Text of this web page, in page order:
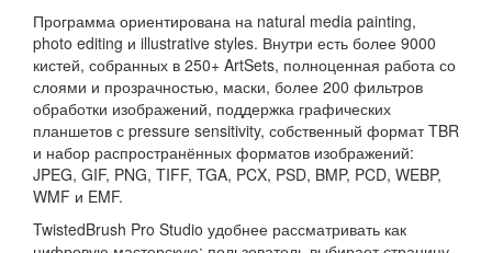
Программа ориентирована на natural media painting,
photo editing и illustrative styles. Внутри есть более 9000
кистей, собранных в 250+ ArtSets, полноценная работа со
слоями и прозрачностью, маски, более 200 фильтров
обработки изображений, поддержка графических
планшетов с pressure sensitivity, собственный формат TBR
и набор распространённых форматов изображений:
JPEG, GIF, PNG, TIFF, TGA, PCX, PSD, BMP, PCD, WEBP,
WMF и EMF.
TwistedBrush Pro Studio удобнее рассматривать как